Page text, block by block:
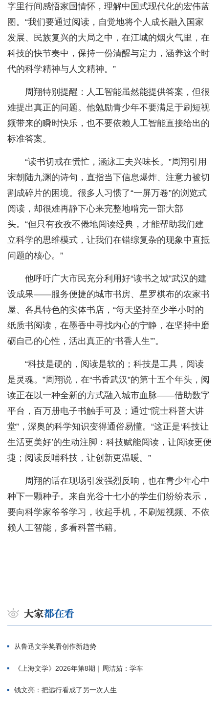
字里行间感悟家国情怀，理解中国式现代化的宏伟蓝
图。“我们要通过阅读，自觉地将个人成长融入国家
发展、民族复兴的大局之中，在江城的烟火气里，在
科技的快节奏中，保持一份清醒与定力，涵养这个时
代的科学精神与人文精神。”
周翔特别提醒：人工智能虽然能提供答案，但很
难提出真正的问题。他勉励青少年不要满足于刷短视
频带来的瞬时快乐，也不要依赖人工智能直接给出的
标准答案。
“读书切戒在慌忙，涵泳工夫兴味长。”周翔引用
宋朝陆九渊的诗句，直指当下信息爆炸、注意力被切
割成碎片的困境。很多人习惯了“一屏万卷”的浏览式
阅读，却很难再静下心来完整地啃完一部大部
头。“但只有孜孜不倦地阅读经典，才能帮助我们建
立科学的思维模式，让我们在错综复杂的现象中直抵
问题的核心。”
他呼吁广大市民充分利用好“读书之城”武汉的建
设成果——服务便捷的城市书房、星罗棋布的农家书
屋、各具特色的实体书店，“每天坚持至少半小时的
纸质书阅读，在墨香中寻找内心的宁静，在坚持中磨
砺自己的心性，活出真正的‘书香人生’”。
“科技是硬的，阅读是软的；科技是工具，阅读
是灵魂。”周翔说，在“书香武汉”的第十五个年头，阅
读正在以一种全新的方式融入城市血脉——借助数字
平台，百万册电子书触手可及；通过“院士科普大讲
堂”，深奥的科学知识变得通俗易懂。“这正是‘科技让
生活更美好’的生动注脚：科技赋能阅读，让阅读更便
捷；阅读反哺科技，让创新更温暖。”
周翔的话在现场引发强烈反响，也在青少年心中
种下一颗种子。来自光谷十七小的学生们纷纷表示，
要向科学家爷爷学习，收起手机，不刷短视频、不依
赖人工智能，多看科普书籍。
从鲁迅文学奖看创作新趋势
《上海文学》2026年第8期｜周洁茹：学车
钱文亮：把远行看成了另一次人生